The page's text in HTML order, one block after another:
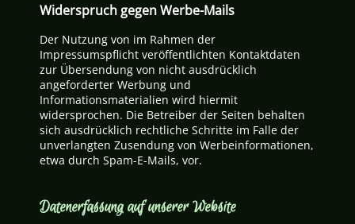
Widerspruch gegen Werbe-Mails
Der Nutzung von im Rahmen der
Impressumspflicht veröffentlichten Kontaktdaten
zur Übersendung von nicht ausdrücklich
angeforderter Werbung und
Informationsmaterialien wird hiermit
widersprochen. Die Betreiber der Seiten behalten
sich ausdrücklich rechtliche Schritte im Falle der
unverlangten Zusendung von Werbeinformationen,
etwa durch Spam-E-Mails, vor.
Datenerfassung auf unserer Website